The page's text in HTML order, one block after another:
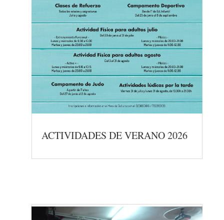
ACTIVIDADES DE VERANO 2026